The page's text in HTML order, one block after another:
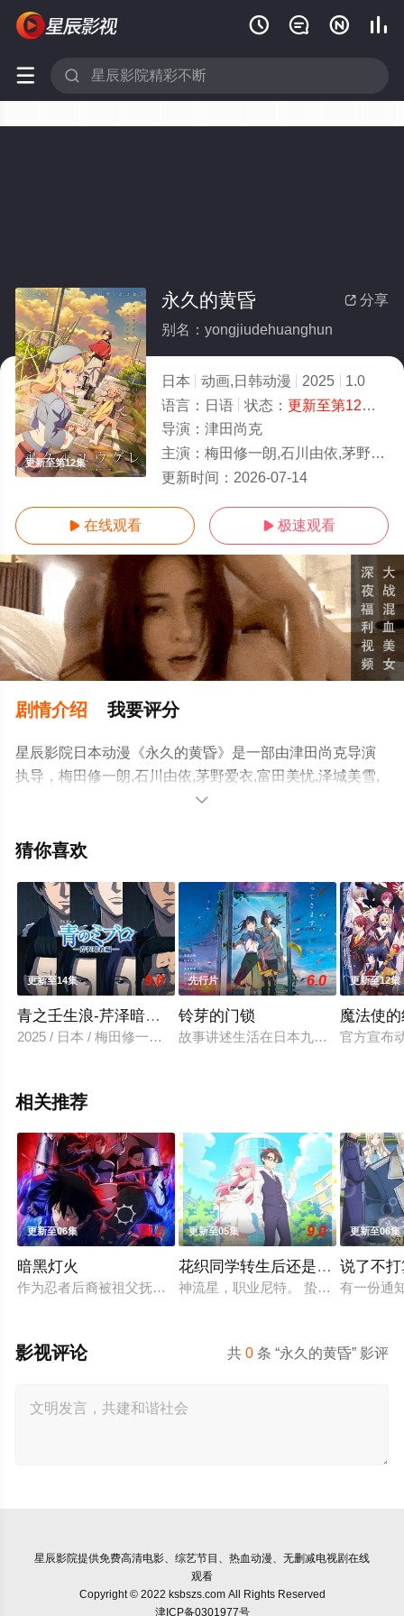
   
 
更新至第12集
 分享
永久的黄昏
别名：yongjiudehuanghun
日本 动画,日韩动漫 2025
1.0
语言： 日语 状态： 更新至第12集
导演： 津田尚克
主演： 梅田修一朗,石川由依,茅野爱衣,富田美忧,泽城美雪,楠
更新时间： 2026-07-14
 在线观看  极速观看
剧情介绍 我要评分
星辰影院日本动漫《永久的黄昏》是一部由津田尚克导演
执导，梅田修一朗,石川由依,茅野爱衣,富田美忧,泽城美雪,
楠木灯,森川智之,阿座上洋平,小針彩希,坂泰斗,小清水亚美,
日本动漫，手机免费观看高清未删减完整版动漫全集就来
剧情网等平台了解。

猜你喜欢
更新至14集 9.0
青之壬生浪-芹泽暗杀篇-
2025 / 日本 / 梅田修一朗,小林千晃,堀江瞬,阿座上洋平,小野贤章,
先行片 6.0
铃芽的门锁
故事讲述生活在日本九州田舍的17岁
更新至12集
魔法使
官方宣布
相关推荐
更新至06集 4.0
暗黑灯火
作为忍者后裔被祖父抚养长大、拥有与动物对话能力的高中生·
更新至05集 9.0
花织同学转生后还是想干架
神流星，职业尼特。 蛰居在家沉迷
更新至06集
说了不
有一份通
共0 条 “永久的黄昏” 影评
影视评论
星辰影院提供免费高清电影、综艺节目、热血动漫、无删减电视剧在线
观看
Copyright © 2022 ksbszs.com All Rights Reserved
津ICP备0301977号